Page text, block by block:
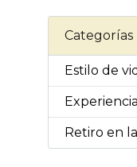
Categorías
Estilo de
Retiro en